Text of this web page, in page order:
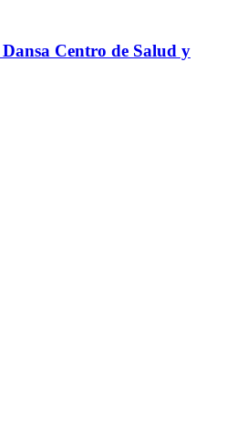
Centro de Salud y